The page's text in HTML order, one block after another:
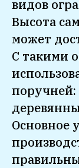
видов
Высота
может
С такими
поручней:
Основное